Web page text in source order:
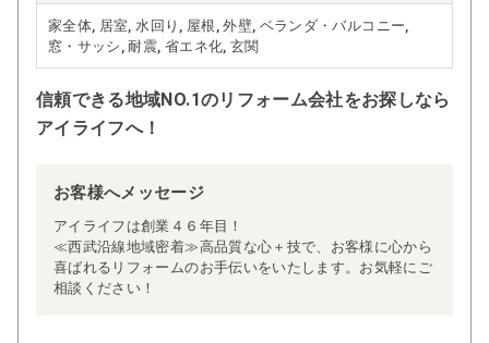
家全体, 居室, 水回り, 屋根, 外壁, ベランダ・バルコニー,
窓・サッシ, 耐震, 省エネ化, 玄関
信頼できる地域NO.1のリフォーム会社をお探しなら
アイライフへ！
お客様へメッセージ
アイライフは創業４６年目！
≪西武沿線地域密着≫高品質な心＋技で、お客様に心から
喜ばれるリフォームのお手伝いをいたします。お気軽にご
相談ください！